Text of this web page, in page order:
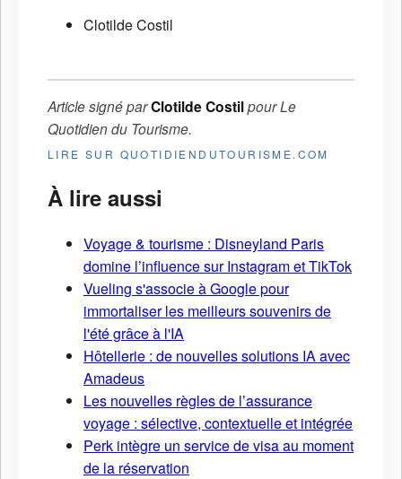
Clotilde Costil
Article signé parClotilde CostilpourLe
Quotidien du Tourisme.
LIRE SUR QUOTIDIENDUTOURISME.COM
À lire aussi
Voyage & tourisme : Disneyland Paris
domine l’influence sur Instagram et TikTok
Vueling s'associe à Google pour
immortaliser les meilleurs souvenirs de
l'été grâce à l'IA
Hôtellerie : de nouvelles solutions IA avec
Amadeus
Les nouvelles règles de l’assurance
voyage : sélective, contextuelle et intégrée
Perk intègre un service de visa au moment
de la réservation